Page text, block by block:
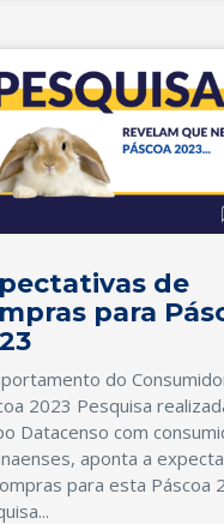
de
para
do
2023 Pesquisa
Datacenso com
aponta a
para esta Páscoa